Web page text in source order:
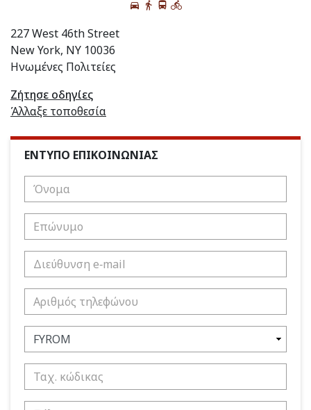
227 West 46th Street
New York, NY 10036
Ηνωμένες Πολιτείες
Ζήτησε οδηγίες
Άλλαξε τοποθεσία
ΕΝΤΥΠΟ ΕΠΙΚΟΙΝΩΝΙΑΣ